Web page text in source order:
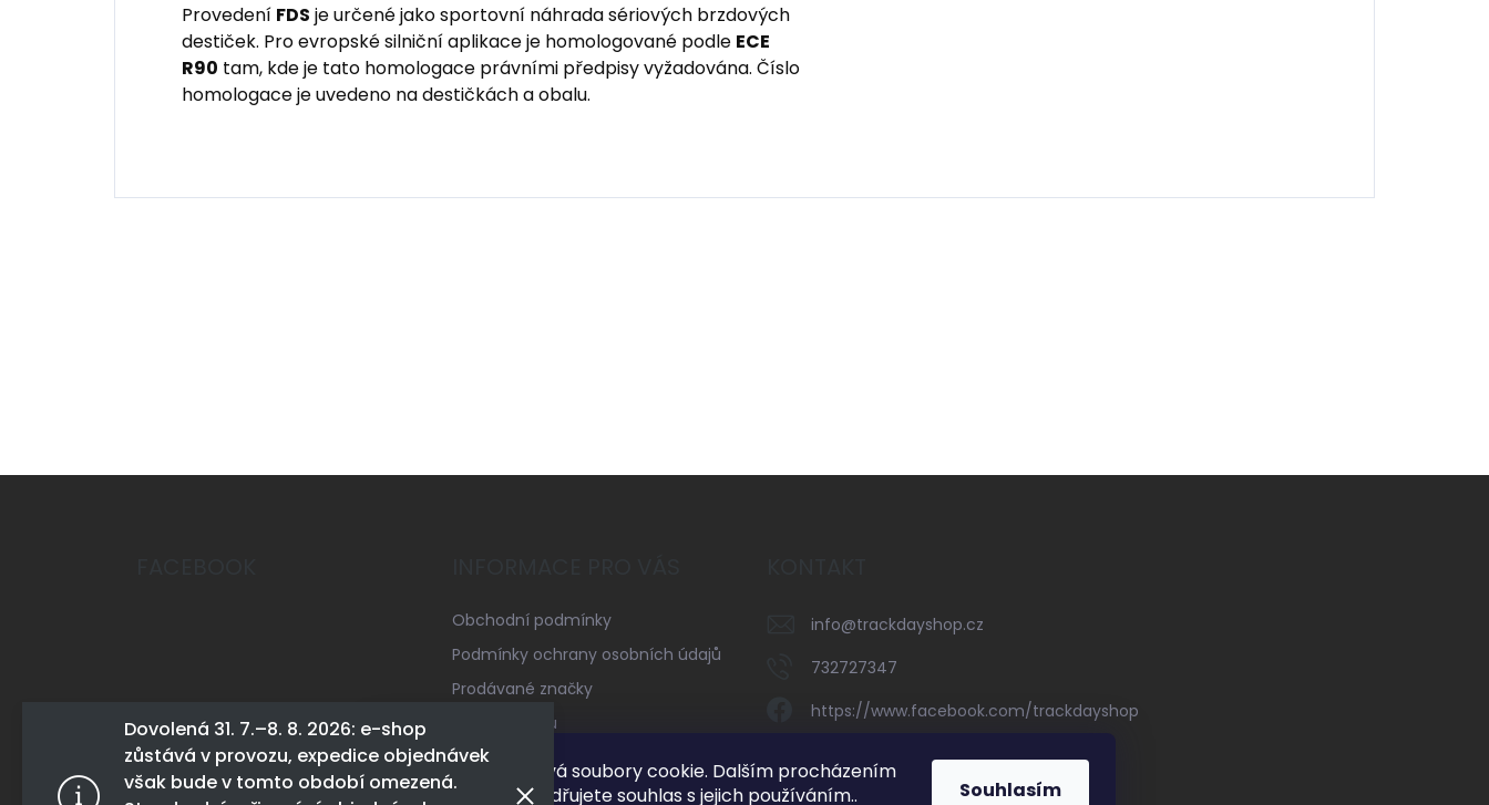
Tento web používá soubory cookie. Dalším procházením
tohoto webu vyjadřujete souhlas s jejich používáním..
Souhlasím
Dovolená 31. 7.–8. 8. 2026: e-shop
zůstává v provozu, expedice objednávek
však bude v tomto období omezená.
Provedení FDS je určené jako sportovní náhrada sériových brzdových
destiček. Pro evropské silniční aplikace je homologované podle ECE
R90 tam, kde je tato homologace právními předpisy vyžadována. Číslo
homologace je uvedeno na destičkách a obalu.
Obchodní podmínky
Podmínky ochrany osobních údajů
Prodávané značky
Mapa serveru
Kontakty
info@trackdayshop.cz
732727347
https://www.facebook.com/trackdayshop
732727347